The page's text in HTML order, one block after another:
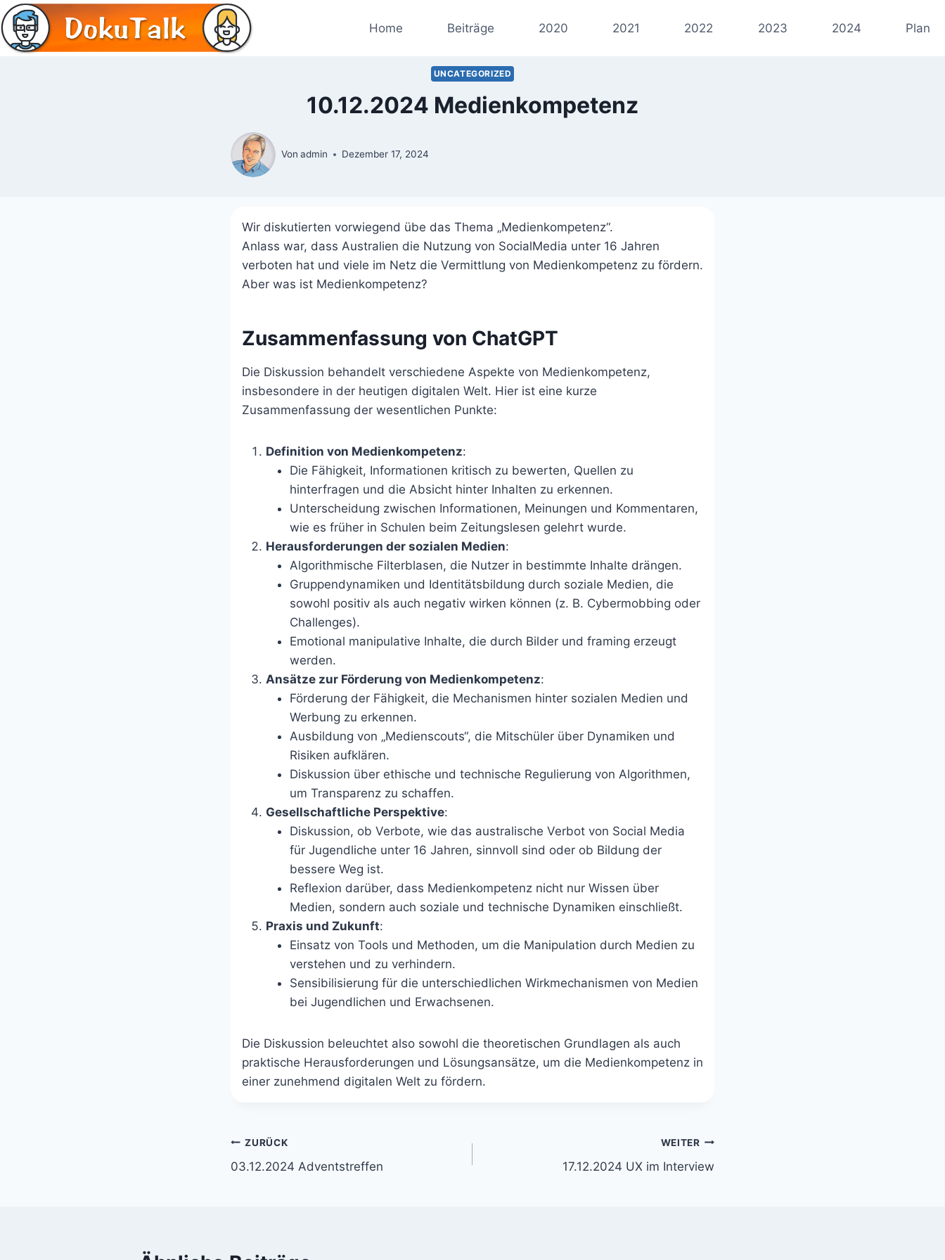
Zum
Inhalt
springen
Home Beiträge 2020 2021 2022 2023 2024 Plan
UNCATEGORIZED
10.12.2024 Medienkompetenz
Von admin Dezember 17, 2024
Wir diskutierten vorwiegend übe das Thema „Medienkompetenz“.
Anlass war, dass Australien die Nutzung von SocialMedia unter 16 Jahren
verboten hat und viele im Netz die Vermittlung von Medienkompetenz zu fördern.
Aber was ist Medienkompetenz?
Zusammenfassung von ChatGPT
Die Diskussion behandelt verschiedene Aspekte von Medienkompetenz,
insbesondere in der heutigen digitalen Welt. Hier ist eine kurze
Zusammenfassung der wesentlichen Punkte:
Definition von Medienkompetenz:
Die Fähigkeit, Informationen kritisch zu bewerten, Quellen zu
hinterfragen und die Absicht hinter Inhalten zu erkennen.
Unterscheidung zwischen Informationen, Meinungen und Kommentaren,
wie es früher in Schulen beim Zeitungslesen gelehrt wurde.
Herausforderungen der sozialen Medien:
Algorithmische Filterblasen, die Nutzer in bestimmte Inhalte drängen.
Gruppendynamiken und Identitätsbildung durch soziale Medien, die
sowohl positiv als auch negativ wirken können (z. B. Cybermobbing oder
Challenges).
Emotional manipulative Inhalte, die durch Bilder und framing erzeugt
werden.
Ansätze zur Förderung von Medienkompetenz:
Förderung der Fähigkeit, die Mechanismen hinter sozialen Medien und
Werbung zu erkennen.
Ausbildung von „Medienscouts“, die Mitschüler über Dynamiken und
Risiken aufklären.
Diskussion über ethische und technische Regulierung von Algorithmen,
um Transparenz zu schaffen.
Gesellschaftliche Perspektive:
Diskussion, ob Verbote, wie das australische Verbot von Social Media
für Jugendliche unter 16 Jahren, sinnvoll sind oder ob Bildung der
bessere Weg ist.
Reflexion darüber, dass Medienkompetenz nicht nur Wissen über
Medien, sondern auch soziale und technische Dynamiken einschließt.
Praxis und Zukunft:
Einsatz von Tools und Methoden, um die Manipulation durch Medien zu
verstehen und zu verhindern.
Sensibilisierung für die unterschiedlichen Wirkmechanismen von Medien
bei Jugendlichen und Erwachsenen.
Die Diskussion beleuchtet also sowohl die theoretischen Grundlagen als auch
praktische Herausforderungen und Lösungsansätze, um die Medienkompetenz in
einer zunehmend digitalen Welt zu fördern.
Beitrags-
Navigation
ZURÜCK
03.12.2024 Adventstreffen
WEITER
17.12.2024 UX im Interview